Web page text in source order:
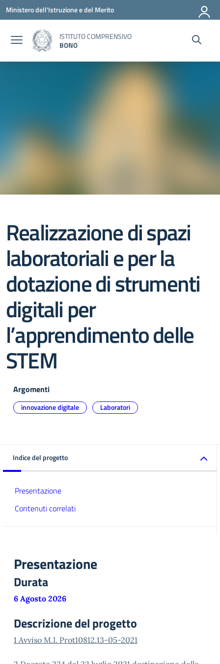
Vai ai contenuti
Vai al menu di navigazione
Vai al footer
Ministero dell'Istruzione e del Merito
ISTITUTO COMPRENSIVO
BONO
Realizzazione di spazi
laboratoriali e per la
dotazione di strumenti
digitali per
l’apprendimento delle
STEM
Argomenti
innovazione digitale Laboratori
Indice del progetto
Presentazione
Contenuti correlati
Presentazione
Durata
6 Agosto 2026
Descrizione del progetto
1 Avviso M.I. Prot10812.13-05-2021